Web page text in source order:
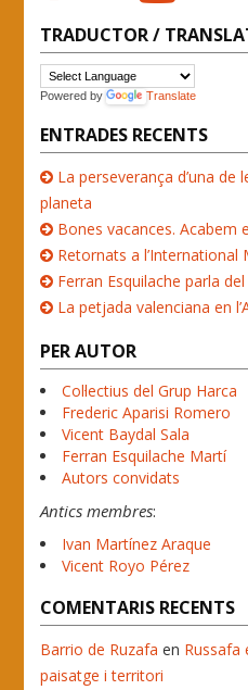
TRADUCTOR /
Powered by Translate
ENTRADES RECENTS
La perseverança d’una
planeta
Bones vacances. Acabem
Retornats a l’International
Ferran Esquilache parla
La petjada valenciana en
PER AUTOR
Col·lectius del Grup Harca
Frederic Aparisi Romero
Vicent Baydal Sala
Ferran Esquilache Martí
Autors convidats
Antics membres:
Ivan Martínez Araque
Vicent Royo Pérez
COMENTARIS RECENTS
Barrio de Ruzafa en Russafa
paisatge i territori